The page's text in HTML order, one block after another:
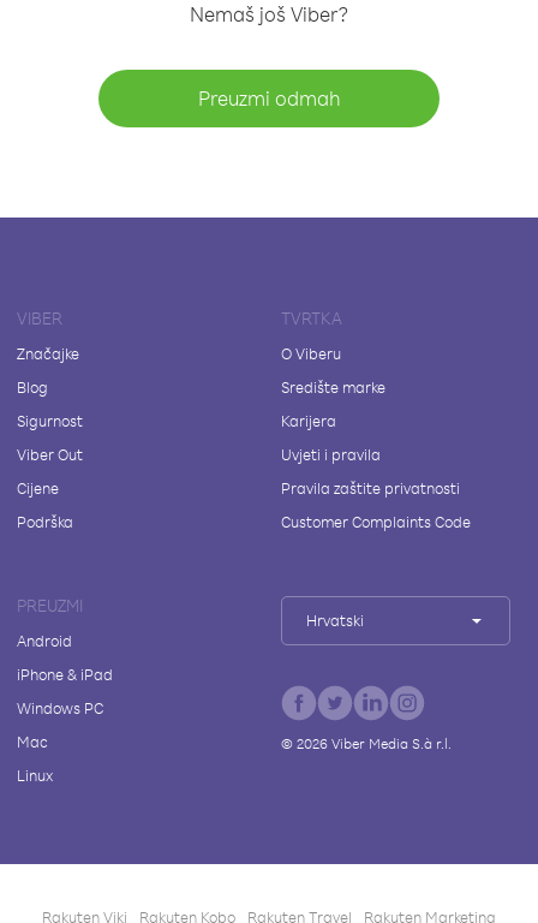
Nemaš još Viber?
Preuzmi odmah
VIBER
Značajke
Blog
Sigurnost
Viber Out
Cijene
Podrška
TVRTKA
O Viberu
Središte marke
Karijera
Uvjeti i pravila
Pravila zaštite privatnosti
Customer Complaints Code
PREUZMI
Android
iPhone & iPad
Windows PC
Mac
Linux
Hrvatski
© 2026Viber Media S.à r.l.
Rakuten Viki Rakuten Kobo Rakuten Travel Rakuten Marketing